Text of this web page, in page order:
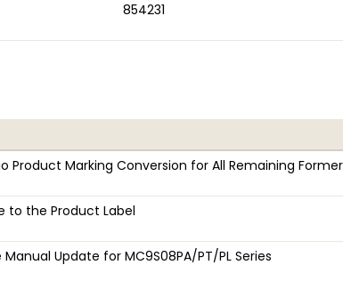
854231
Product Marking Conversion for All Remaining
to the Product Label
Update for MC9S08PA/PT/PL Series